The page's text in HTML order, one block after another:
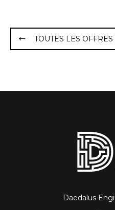
TOUTES LES
Daedalus